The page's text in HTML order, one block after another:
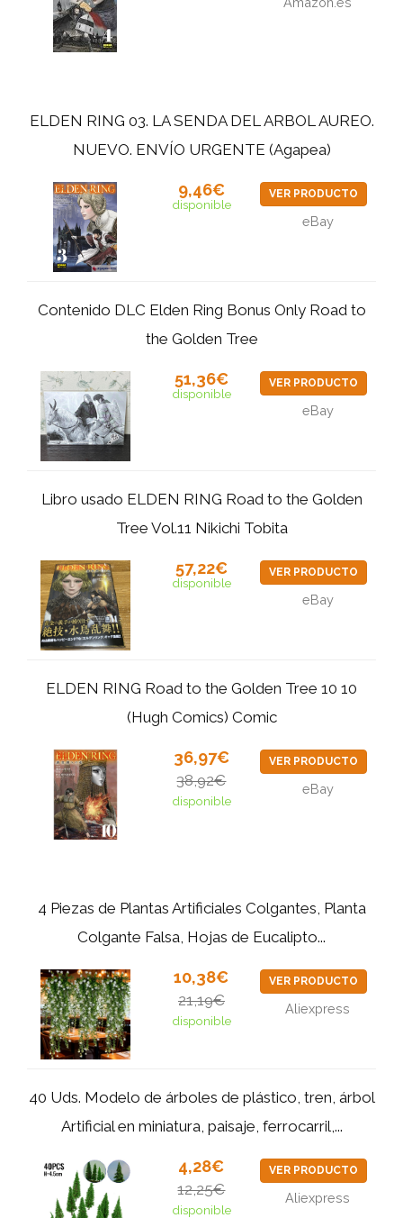
ELDEN RING 03. LA SENDA DEL ARBOL AUREO.
NUEVO. ENVÍO URGENTE (Agapea)
9,46€
disponible
VER PRODUCTO
eBay
Contenido DLC Elden Ring Bonus Only Road to
the Golden Tree
51,36€
disponible
VER PRODUCTO
eBay
Libro usado ELDEN RING Road to the Golden
Tree Vol.11 Nikichi Tobita
57,22€
disponible
VER PRODUCTO
eBay
ELDEN RING Road to the Golden Tree 10 10
(Hugh Comics) Comic
36,97€
38,92€
disponible
VER PRODUCTO
eBay
4 Piezas de Plantas Artificiales Colgantes, Planta
Colgante Falsa, Hojas de Eucalipto...
10,38€
21,19€
disponible
VER PRODUCTO
Aliexpress
40 Uds. Modelo de árboles de plástico, tren, árbol
Artificial en miniatura, paisaje, ferrocarril,...
4,28€
12,25€
disponible
VER PRODUCTO
Aliexpress